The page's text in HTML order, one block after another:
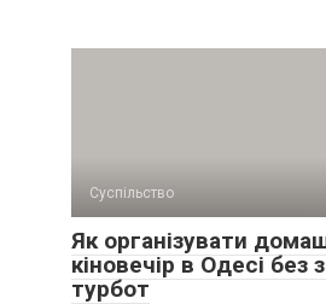
Суспільство
Як організувати
кіновечір в Одесі без
турбот